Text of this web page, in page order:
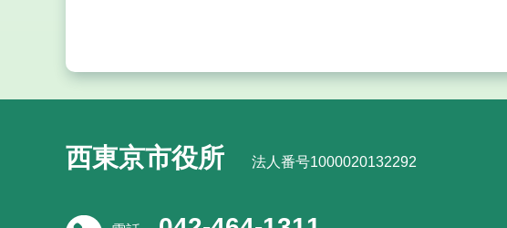
西東京市役所 法人番号1000020132292